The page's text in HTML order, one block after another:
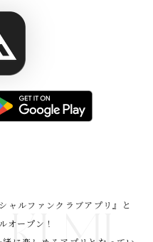
ャルファンクラブアプリ』と
オープン！